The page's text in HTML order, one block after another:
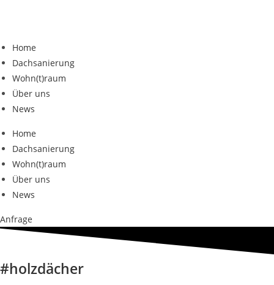
Home
Dachsanierung
Wohn(t)raum
Über uns
News
Home
Dachsanierung
Wohn(t)raum
Über uns
News
Anfrage
#holzdächer